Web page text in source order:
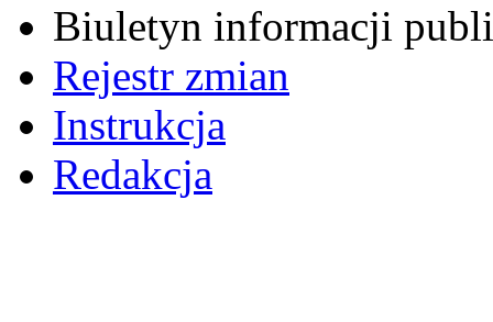
Biuletyn informacji
Rejestr zmian
Instrukcja
Redakcja